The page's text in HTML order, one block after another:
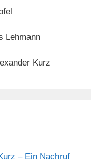
Lehmann
Kurz
– Ein Nachruf